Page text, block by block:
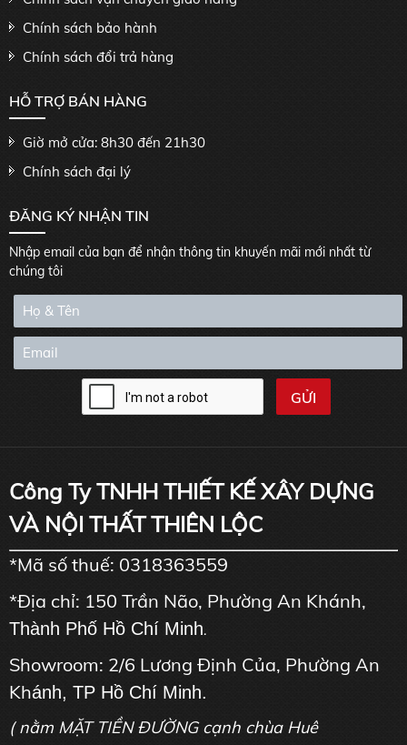
Chính sách bảo hành
Chính sách đổi trả hàng
HỖ TRỢ BÁN HÀNG
Giờ mở cửa: 8h30 đến 21h30
Chính sách đại lý
ĐĂNG KÝ NHẬN TIN
Nhập email của bạn để nhận thông tin khuyến mãi mới nhất từ
chúng tôi
Công Ty TNHH THIẾT KẾ XÂY DỰNG
VÀ NỘI THẤT THIÊN LỘC
*Mã số thuế: 0318363559
*Địa chỉ: 150 Trần Não, Phường An Khánh,
Thành Phố Hồ Chí Minh.
Showroom: 2/6 Lương Định Của, Phường An
Khánh, TP Hồ Chí Minh.
( nằm MẶT TIỀN ĐƯỜNG cạnh chùa Huê